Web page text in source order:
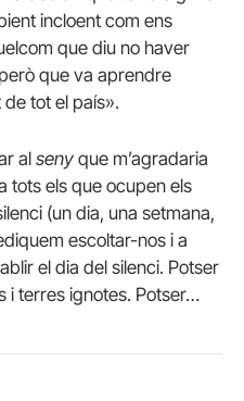
incloent com ens
que diu no haver
que va aprendre
tot el país».
al seny que m’agradaria
tots els que ocupen els
(un dia, una setmana,
escoltar-nos i a
el dia del silenci. Potser
i terres ignotes. Potser…